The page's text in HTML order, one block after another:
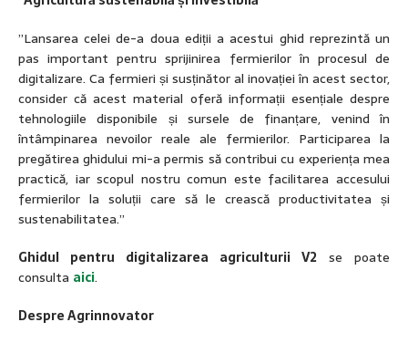
”Lansarea celei de-a doua ediții a acestui ghid reprezintă un
pas important pentru sprijinirea fermierilor în procesul de
digitalizare. Ca fermieri și susținător al inovației în acest sector,
consider că acest material oferă informații esențiale despre
tehnologiile disponibile și sursele de finanțare, venind în
întâmpinarea nevoilor reale ale fermierilor. Participarea la
pregătirea ghidului mi-a permis să contribui cu experiența mea
practică, iar scopul nostru comun este facilitarea accesului
fermierilor la soluții care să le crească productivitatea și
sustenabilitatea.”
Ghidul pentru digitalizarea agriculturii V2 se poate
consulta aici.
Despre Agrinnovator